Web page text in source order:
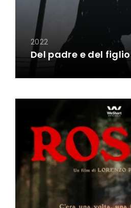
2022
Del padre e del figlio